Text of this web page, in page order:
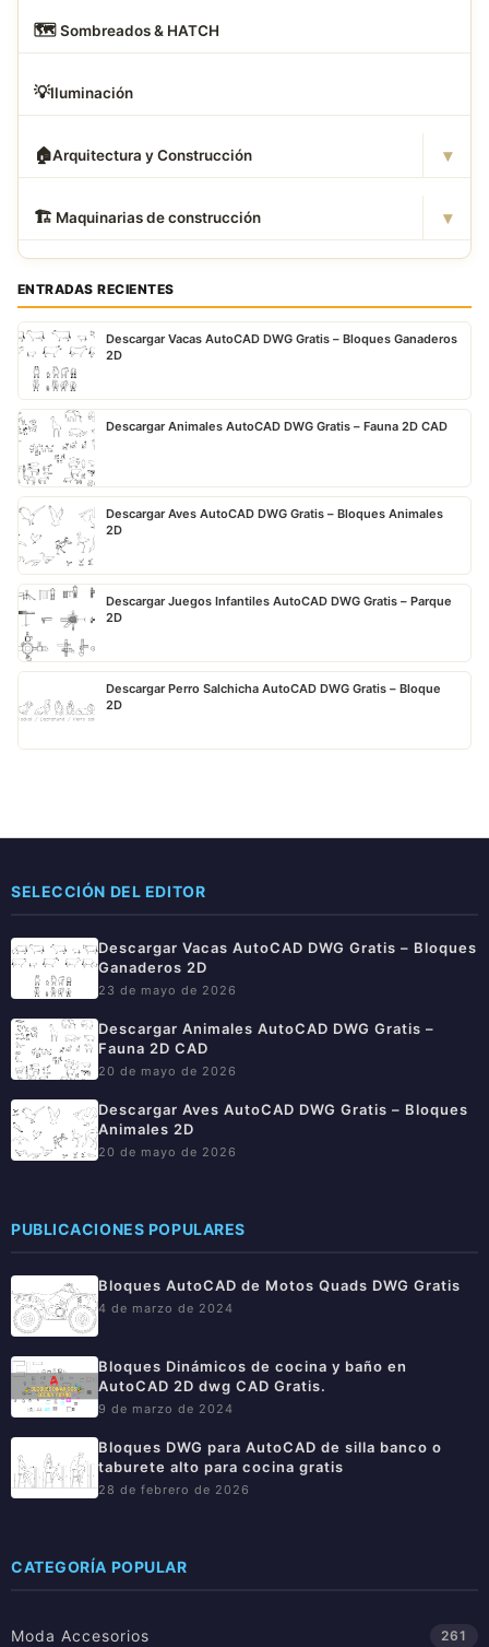
🗺️ Sombreados & HATCH
💡Iluminación
🏠Arquitectura y Construcción ▾
🏗 ️ Maquinarias de construcción ▾
ENTRADAS RECIENTES
Descargar Vacas AutoCAD DWG Gratis – Bloques Ganaderos
2D
Descargar Animales AutoCAD DWG Gratis – Fauna 2D CAD
Descargar Aves AutoCAD DWG Gratis – Bloques Animales
2D
Descargar Juegos Infantiles AutoCAD DWG Gratis – Parque
2D
Descargar Perro Salchicha AutoCAD DWG Gratis – Bloque
2D
SELECCIÓN DEL EDITOR
Descargar Vacas AutoCAD DWG Gratis – Bloques
Ganaderos 2D
23 de mayo de 2026
Descargar Animales AutoCAD DWG Gratis –
Fauna 2D CAD
20 de mayo de 2026
Descargar Aves AutoCAD DWG Gratis – Bloques
Animales 2D
20 de mayo de 2026
PUBLICACIONES POPULARES
Bloques AutoCAD de Motos Quads DWG Gratis
4 de marzo de 2024
Bloques Dinámicos de cocina y baño en
AutoCAD 2D dwg CAD Gratis.
9 de marzo de 2024
Bloques DWG para AutoCAD de silla banco o
taburete alto para cocina gratis
28 de febrero de 2026
CATEGORÍA POPULAR
Moda Accesorios 261